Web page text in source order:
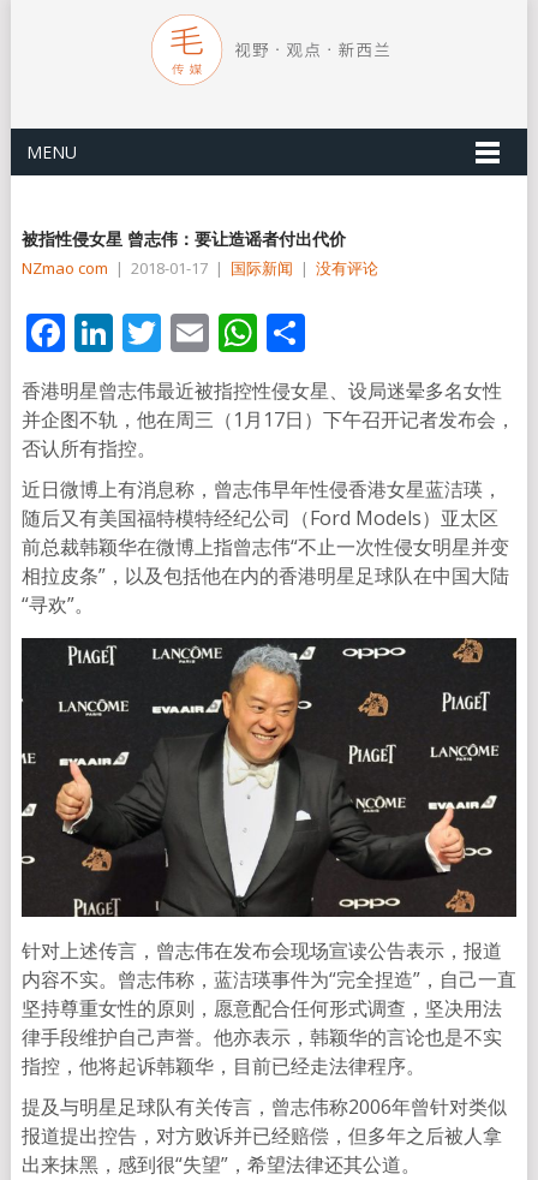
MENU
被指性侵女星 曾志伟：要让造谣者付出代价
NZmao com | 2018-01-17 | 国际新闻 | 没有评论
Facebook
LinkedIn
Twitter
EmailWhatsApp
分
享
香港明星曾志伟最近被指控性侵女星、设局迷晕多名女性
并企图不轨，他在周三（1月17日）下午召开记者发布会，
否认所有指控。
近日微博上有消息称，曾志伟早年性侵香港女星蓝洁瑛，
随后又有美国福特模特经纪公司（Ford Models）亚太区
前总裁韩颖华在微博上指曾志伟“不止一次性侵女明星并变
相拉皮条”，以及包括他在内的香港明星足球队在中国大陆
“寻欢”。
针对上述传言，曾志伟在发布会现场宣读公告表示，报道
内容不实。曾志伟称，蓝洁瑛事件为“完全捏造”，自己一直
坚持尊重女性的原则，愿意配合任何形式调查，坚决用法
律手段维护自己声誉。他亦表示，韩颖华的言论也是不实
指控，他将起诉韩颖华，目前已经走法律程序。
提及与明星足球队有关传言，曾志伟称2006年曾针对类似
报道提出控告，对方败诉并已经赔偿，但多年之后被人拿
出来抹黑，感到很“失望”，希望法律还其公道。